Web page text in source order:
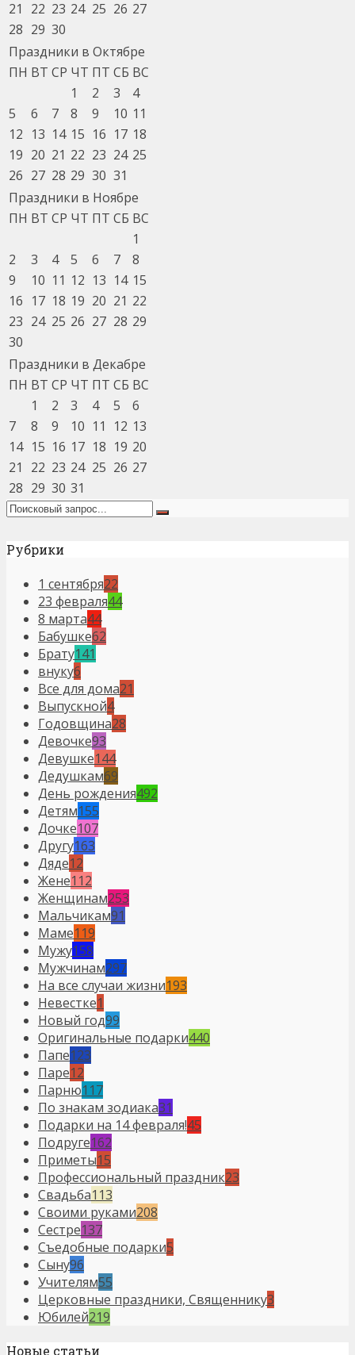
21
22 23 24 25 26 27
28 29 30
Праздники в Октябре
ПН ВТ СР ЧТ ПТ СБ ВС
1
2 3
4
5
6 7 8 9 10 11
12 13 14 15 16 17 18
19 20 21 22 23 24 25
26 27 28 29 30 31
Праздники в Ноябре
ПН ВТ СР ЧТ ПТ СБ ВС
1
2
3 4 5 6 7
8
9
10 11 12 13 14 15
16 17 18 19 20 21 22
23 24 25 26 27 28 29
30
Праздники в Декабре
ПН ВТ СР ЧТ ПТ СБ ВС
1
2 3 4 5
6
7
8 9 10 11 12 13
14 15 16 17 18 19 20
21
22 23 24 25 26 27
28 29 30 31
Рубрики
1 сентября22
23 февраля44
8 марта44
Бабушке62
Брату141
внуку6
Все для дома21
Выпускной4
Годовщина28
Девочке93
Девушке144
Дедушкам69
День рождения492
Детям155
Дочке107
Другу163
Дяде12
Жене112
Женщинам253
Мальчикам91
Маме119
Мужу158
Мужчинам297
На все случаи жизни193
Невестке1
Новый год99
Оригинальные подарки440
Папе123
Паре12
Парню117
По знакам зодиака31
Подарки на 14 февраля!45
Подруге162
Приметы15
Профессиональный праздник23
Свадьба113
Своими руками208
Сестре137
Съедобные подарки5
Сыну96
Учителям55
Церковные праздники, Священнику3
Юбилей219
Новые статьи